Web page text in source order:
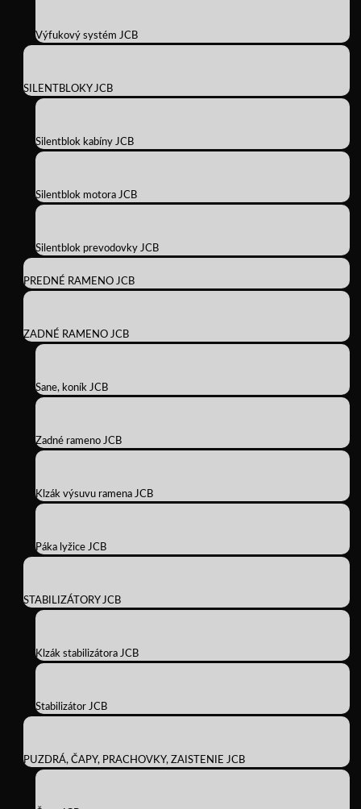
Výfukový systém JCB
SILENTBLOKY JCB
Silentblok kabíny JCB
Silentblok motora JCB
Silentblok prevodovky JCB
PREDNÉ RAMENO JCB
ZADNÉ RAMENO JCB
Sane, koník JCB
Zadné rameno JCB
Klzák výsuvu ramena JCB
Páka lyžice JCB
STABILIZÁTORY JCB
Klzák stabilizátora JCB
Stabilizátor JCB
PUZDRÁ, ČAPY, PRACHOVKY, ZAISTENIE JCB